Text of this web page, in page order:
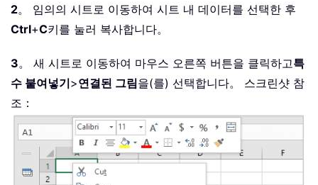
2。 임의의 시트로 이동하여 시트 내 데이터를 선택한 후
Ctrl+C키를 눌러 복사합니다。
3。 새 시트로 이동하여 마우스 오른쪽 버튼을 클릭하고특
수 붙여넣기>연결된 그림을(를) 선택합니다。 스크린샷 참
조：